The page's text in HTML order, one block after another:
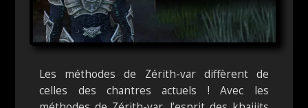
Les méthodes de Zérith-var diffèrent de
celles des chantres actuels ! Avec les